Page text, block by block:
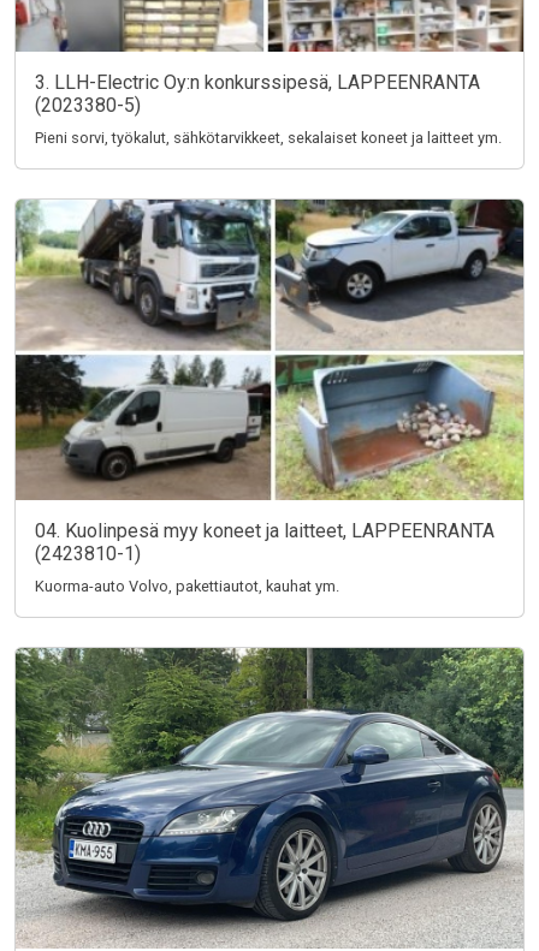
3. LLH-Electric Oy:n konkurssipesä, LAPPEENRANTA
(2023380-5)
Pieni sorvi, työkalut, sähkötarvikkeet, sekalaiset koneet ja laitteet ym.
04. Kuolinpesä myy koneet ja laitteet, LAPPEENRANTA
(2423810-1)
Kuorma-auto Volvo, pakettiautot, kauhat ym.